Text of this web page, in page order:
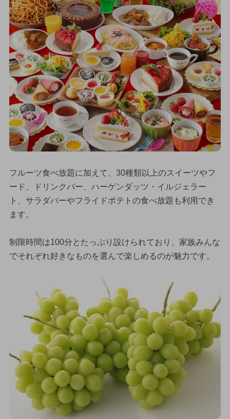
フルーツ食べ放題に加えて、30種類以上のスイーツやフ
ード、ドリンクバー、ハーゲンダッツ・イルジェラー
ト、サラダバーやフライドポテトの食べ放題も利用でき
ます。
制限時間は100分とたっぷり設けられており、家族みんな
でそれぞれ好きなものを選んで楽しめるのが魅力です。